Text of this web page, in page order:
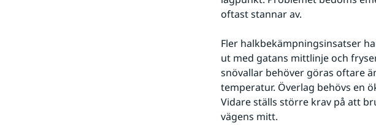
oftast stannar av.
Fler halkbekämpningsinsatser
ut med gatans mittlinje och
snövallar behöver göras oftare
temperatur. Överlag behövs en
Vidare ställs större krav på att
vägens mitt.